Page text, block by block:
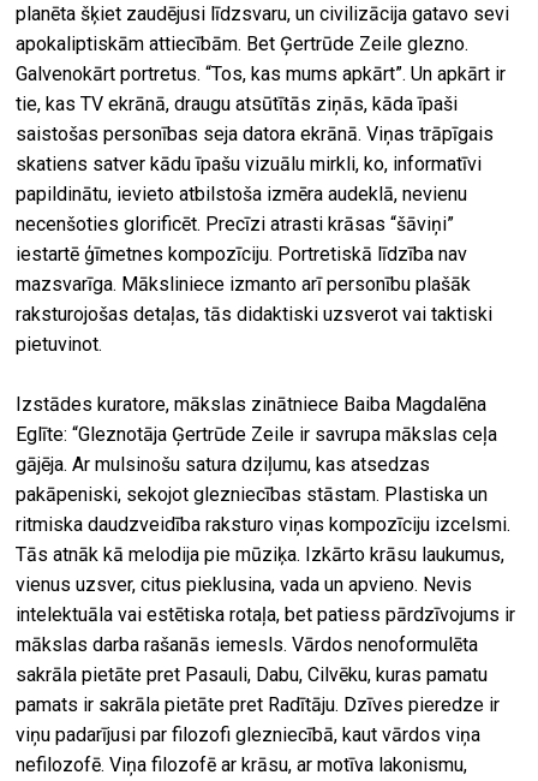
planēta šķiet zaudējusi līdzsvaru, un civilizācija gatavo sevi
apokaliptiskām attiecībām. Bet Ģertrūde Zeile glezno.
Galvenokārt portretus. “Tos, kas mums apkārt”. Un apkārt ir
tie, kas TV ekrānā, draugu atsūtītās ziņās, kāda īpaši
saistošas personības seja datora ekrānā. Viņas trāpīgais
skatiens satver kādu īpašu vizuālu mirkli, ko, informatīvi
papildinātu, ievieto atbilstoša izmēra audeklā, nevienu
necenšoties glorificēt. Precīzi atrasti krāsas “šāviņi”
iestartē ģīmetnes kompozīciju. Portretiskā līdzība nav
mazsvarīga. Māksliniece izmanto arī personību plašāk
raksturojošas detaļas, tās didaktiski uzsverot vai taktiski
pietuvinot.
Izstādes kuratore, mākslas zinātniece Baiba Magdalēna
Eglīte: “Gleznotāja Ģertrūde Zeile ir savrupa mākslas ceļa
gājēja. Ar mulsinošu satura dziļumu, kas atsedzas
pakāpeniski, sekojot glezniecības stāstam. Plastiska un
ritmiska daudzveidība raksturo viņas kompozīciju izcelsmi.
Tās atnāk kā melodija pie mūziķa. Izkārto krāsu laukumus,
vienus uzsver, citus pieklusina, vada un apvieno. Nevis
intelektuāla vai estētiska rotaļa, bet patiess pārdzīvojums ir
mākslas darba rašanās iemesls. Vārdos nenoformulēta
sakrāla pietāte pret Pasauli, Dabu, Cilvēku, kuras pamatu
pamats ir sakrāla pietāte pret Radītāju. Dzīves pieredze ir
viņu padarījusi par filozofi glezniecībā, kaut vārdos viņa
nefilozofē. Viņa filozofē ar krāsu, ar motīva lakonismu,